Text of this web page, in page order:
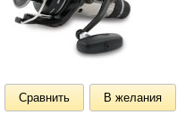
Сравнить В желания